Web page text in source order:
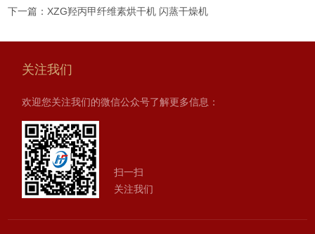
下一篇：XZG羟丙甲纤维素烘干机 闪蒸干燥机
关注我们
欢迎您关注我们的微信公众号了解更多信息：
扫一扫
关注我们